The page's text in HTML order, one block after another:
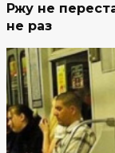
Ржу не
не раз